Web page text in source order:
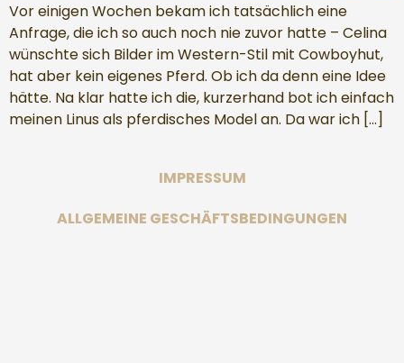
Vor einigen Wochen bekam ich tatsächlich eine
Anfrage, die ich so auch noch nie zuvor hatte – Celina
wünschte sich Bilder im Western-Stil mit Cowboyhut,
hat aber kein eigenes Pferd. Ob ich da denn eine Idee
hätte. Na klar hatte ich die, kurzerhand bot ich einfach
meinen Linus als pferdisches Model an. Da war ich […]
IMPRESSUM
ALLGEMEINE GESCHÄFTSBEDINGUNGEN